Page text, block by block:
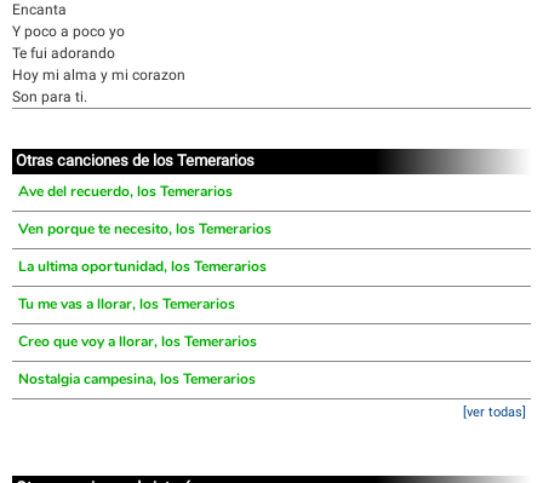
Encanta
Y poco a poco yo
Te fui adorando
Hoy mi alma y mi corazon
Son para ti.
Otras canciones de los Temerarios
Ave del recuerdo, los Temerarios
Ven porque te necesito, los Temerarios
La ultima oportunidad, los Temerarios
Tu me vas a llorar, los Temerarios
Creo que voy a llorar, los Temerarios
Nostalgia campesina, los Temerarios
[ver todas]